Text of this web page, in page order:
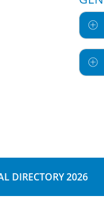
DIRECTORY 2026